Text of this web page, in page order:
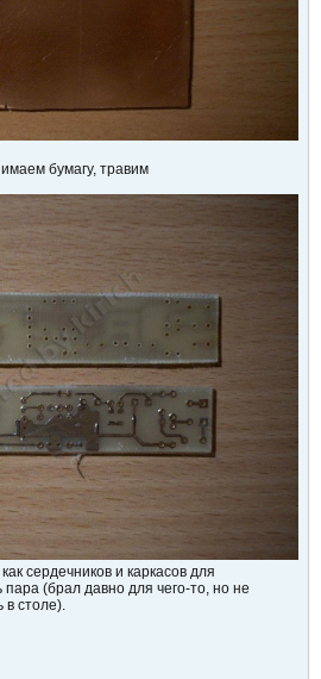
бумагу, травим
сердечников и каркасов для
(брал давно для чего-то, но не
в столе).